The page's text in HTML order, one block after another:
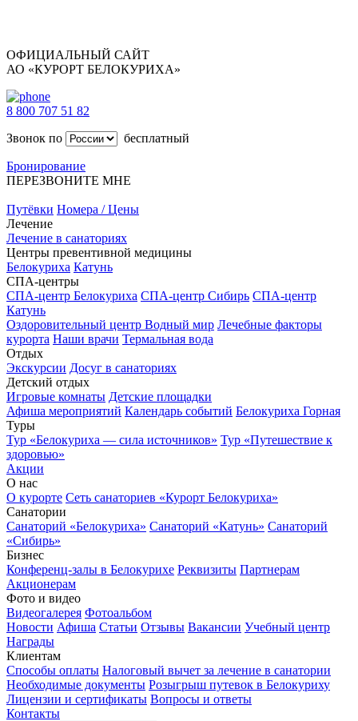
ОФИЦИАЛЬНЫЙ САЙТ
АО «КУРОРТ БЕЛОКУРИХА»
8 800 707 51 82
Звонок по
бесплатный
Бронирование
ПЕРЕЗВОНИТЕ МНЕ
Путёвки Номера / Цены
Лечение
Лечение в санаториях
Центры превентивной медицины
Белокуриха Катунь
СПА-центры
СПА-центр Белокуриха СПА-центр Сибирь СПА-центр
Катунь
Оздоровительный центр Водный мир Лечебные факторы
курорта Наши врачи Термальная вода
Отдых
Экскурсии Досуг в санаториях
Детский отдых
Игровые комнаты Детские площадки
Афиша мероприятий Календарь событий Белокуриха Горная
Туры
Тур «Белокуриха — сила источников» Тур «Путешествие к
здоровью»
Акции
О нас
О курорте Сеть санаториев «Курорт Белокуриха»
Санатории
Санаторий «Белокуриха» Санаторий «Катунь» Санаторий
«Сибирь»
Бизнес
Конференц-залы в Белокурихе Реквизиты Партнерам
Акционерам
Фото и видео
Видеогалерея Фотоальбом
Новости Афиша Статьи Отзывы Вакансии Учебный центр
Награды
Клиентам
Способы оплаты Налоговый вычет за лечение в санатории
Необходимые документы Розыгрыш путевок в Белокуриху
Лицензии и сертификаты Вопросы и ответы
Контакты